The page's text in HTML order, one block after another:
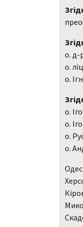
о. д-
о.
о.
о.
о.
о.
о.